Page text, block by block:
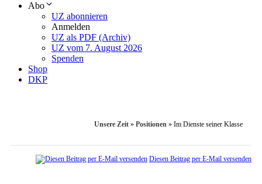
Abo
UZ abonnieren
Anmelden
UZ als PDF (Archiv)
UZ vom 7. August 2026
Spenden
Shop
DKP
Unsere Zeit » Positionen » Im Dienste seiner Klasse
Diesen Beitrag per E-Mail versenden